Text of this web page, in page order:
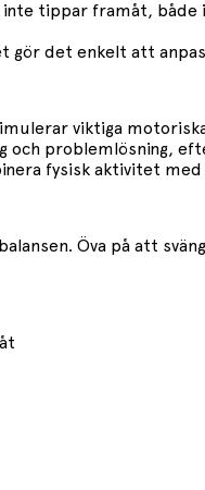
tippar framåt, både
gör det enkelt att
viktiga
problemlösning,
fysisk aktivitet
Öva på att